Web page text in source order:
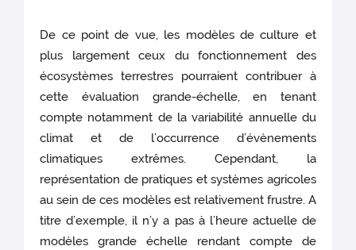
De ce point de vue, les modèles de culture et
plus largement ceux du fonctionnement des
écosystèmes terrestres pourraient contribuer à
cette évaluation grande-échelle, en tenant
compte notamment de la variabilité annuelle du
climat et de l’occurrence d’évènements
climatiques extrêmes. Cependant, la
représentation de pratiques et systèmes agricoles
au sein de ces modèles est relativement frustre. A
titre d’exemple, il n’y a pas à l’heure actuelle de
modèles grande échelle rendant compte de